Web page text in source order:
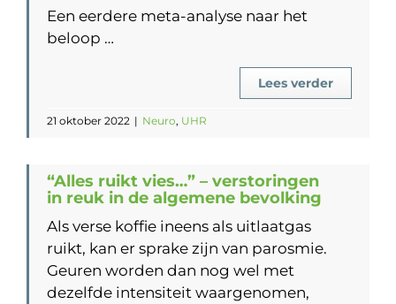
Een eerdere meta-analyse naar het
beloop …
Lees verder
21 oktober 2022 | Neuro, UHR
“Alles ruikt vies…” – verstoringen
in reuk in de algemene bevolking
Als verse koffie ineens als uitlaatgas
ruikt, kan er sprake zijn van parosmie.
Geuren worden dan nog wel met
dezelfde intensiteit waargenomen,